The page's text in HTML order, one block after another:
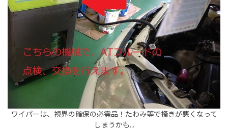
ワイパーは、視界の確保の必需品！たわみ等で掻きが悪くなって
しまうかも...